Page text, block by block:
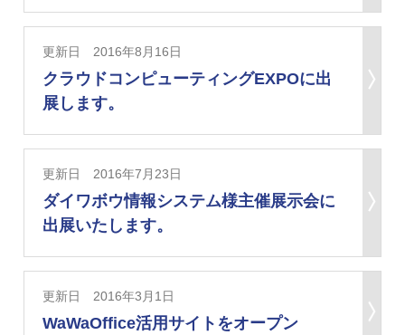
更新日 2016年8月16日
クラウドコンピューティングEXPOに出
展します。
更新日 2016年7月23日
ダイワボウ情報システム様主催展示会に
出展いたします。
更新日 2016年3月1日
WaWaOffice活用サイトをオープン